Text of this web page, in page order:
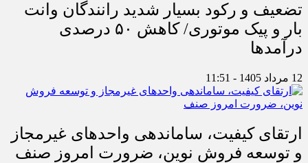
تضعیف و رکود بسیار شدید رانندگان وانت
بار و پیک موتوری/ کاهش ۵۰ درصدی
درآمدها
12 مرداد 1405 - 11:51
ارتقای کیفیت، ساماندهی واحدهای غیرمجاز
و توسعه فروش نوین، ضرورت امروز صنف